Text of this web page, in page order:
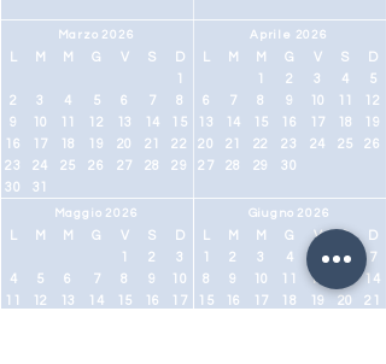
Marzo 2026
M M G V S
D
1
2
3 4 5 6 7
8
9
10 11 12 13 14
15
16
17 18 19 20 21
22
23
24 25 26 27 28
29
30
31
Maggio 2026
M M G V S
D
1
2
3
4
5 6 7 8 9
10
11
12 13 14 15 16
17
Aprile 2026
M M G V S
D
1
2 3 4
5
6
7 8 9 10 11
12
13
14 15 16 17 18
19
20
21 22 23 24 25
26
27
28 29 30
Giugno 2026
M M G V S
D
1
2 3 4 6
7
8
9 10 11 12
14
15
16 17 18 19 20
21